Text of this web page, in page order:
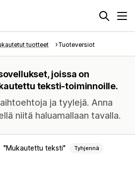
tuotteet Tuoteversiot
joissa on
teksti-toiminnoille.
ja tyylejä. Anna
niitä haluamallaan tavalla.
Mukautettu teksti Tyhjennä